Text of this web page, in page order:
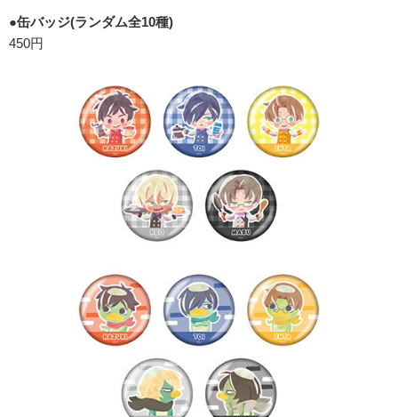
●缶バッジ(ランダム全10種)
450円